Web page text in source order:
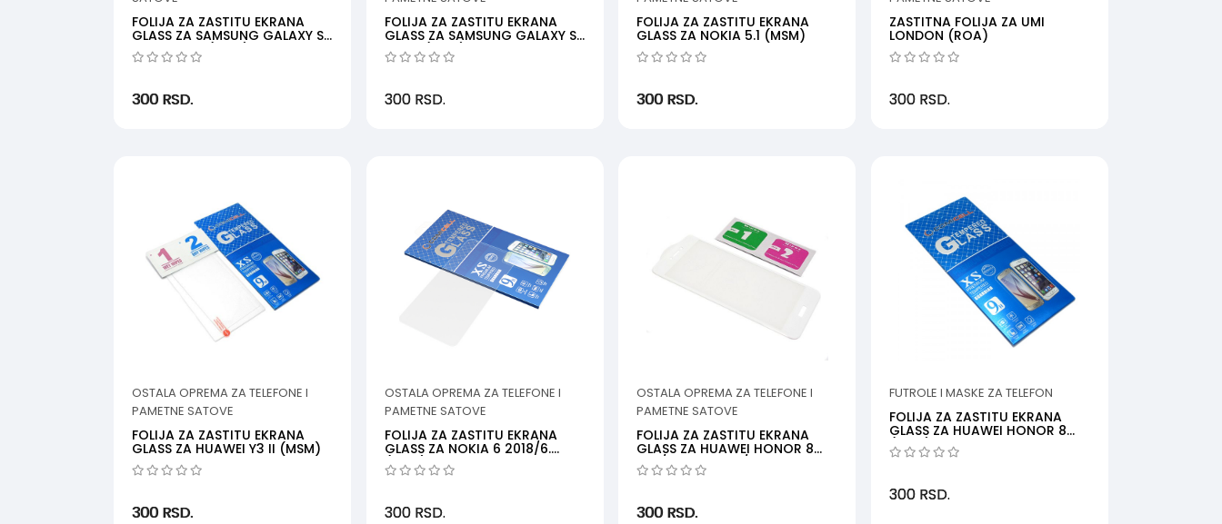
FOLIJA ZA ZASTITU EKRANA
GLASS ZA SAMSUNG GALAXY S6
EDGE G925 (MSM)
300RSD.
FOLIJA ZA ZASTITU EKRANA
GLASS ZA SAMSUNG GALAXY S6
G920 (MSM)
300 RSD.
FOLIJA ZA ZASTITU EKRANA
GLASS ZA NOKIA 5.1 (MSM)
300RSD.
ZASTITNA FOLIJA ZA UMI
LONDON (ROA)
300 RSD.
OSTALA OPREMA ZA TELEFONE I
PAMETNE SATOVE
FOLIJA ZA ZASTITU EKRANA
GLASS ZA HUAWEI Y3 II (MSM)
300RSD.
OSTALA OPREMA ZA TELEFONE I
PAMETNE SATOVE
FOLIJA ZA ZASTITU EKRANA
GLASS ZA NOKIA 6 2018/6.
(MSM)
300 RSD.
OSTALA OPREMA ZA TELEFONE I
PAMETNE SATOVE
FOLIJA ZA ZASTITU EKRANA
GLASS ZA HUAWEI HONOR 8
LITE/P8 LITE 2017/...
300RSD.
FUTROLE I MASKE ZA TELEFON
FOLIJA ZA ZASTITU EKRANA
GLASS ZA HUAWEI HONOR 8
(MSM)
300 RSD.